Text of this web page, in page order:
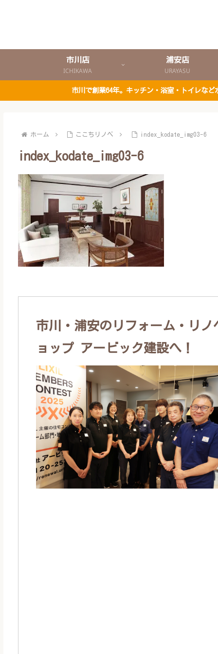
市川店
ICHIKAWA
浦安店
URAYASU
市川で創業64年。キッチン・浴室・トイレな
ホーム ここちリノベ index_kodate_img03-6
index_kodate_img03-6
市川・浦安のリフォーム・リ
ョップ アービック建設へ！